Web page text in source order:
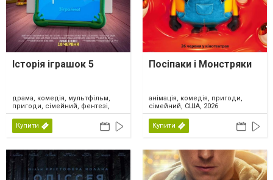
Історія іграшок 5
драма, комедія, мультфільм,
пригоди, сімейний, фентезі,
США, 2026
Купити
Посіпаки і Монстряки
анімація, комедія, пригоди,
сімейний, США, 2026
Купити